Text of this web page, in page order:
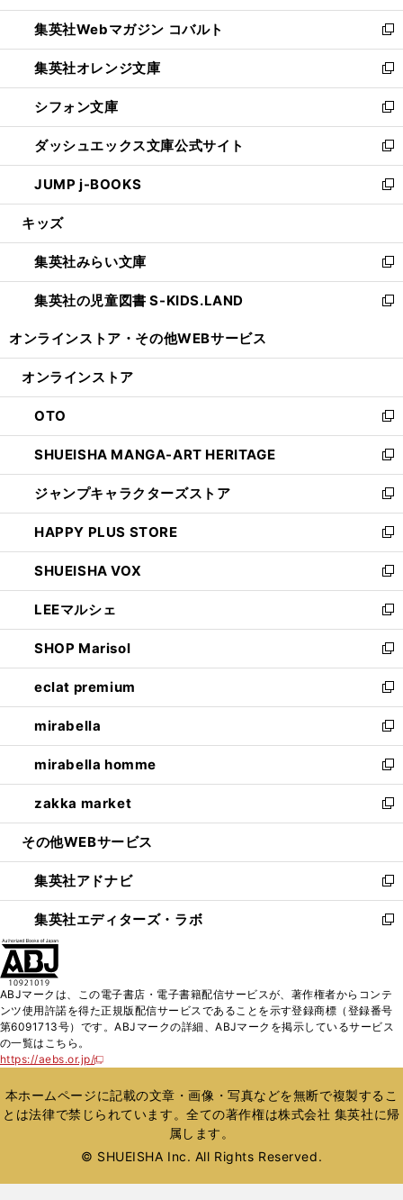
開
く
ウ
で
開
く
ン
ド
ウ
で
開
く
ウ
ィ
ン
ド
ウ
で
開
く
集英社Webマガジン コバルト
新
し
い
ウ
ィ
ン
ド
ウ
で
開
集英社オレンジ文庫
新
し
い
ウ
ィ
ン
ド
ウ
開
く
シフォン文庫
新
し
い
ウ
ィ
ン
ウ
で
開
く
ダッシュエックス文庫公式サイト
新
し
い
ウ
ン
ド
ウ
で
JUMP j-BOOKS
新
し
ウ
ィ
ン
ド
開
キッズ
集英社みらい文庫
新
し
い
ン
ウ
で
開
く
集英社の児童図書 S-KIDS.LAND
新
ウ
ン
ド
ウ
で
開
く
オンラインストア・ その他WEBサービス
オンラインストア
OTO
新
し
い
ウ
ィ
ン
ド
ウ
で
開
く
SHUEISHA MANGA-ART HERITAGE
新
し
い
ウ
ィ
ン
ド
ウ
で
開
く
ジャンプキャラクターズストア
新
し
い
ウ
ィ
ン
ド
ウ
で
開
く
HAPPY PLUS STORE
新
し
い
ウ
ィ
ン
ド
ウ
で
開
く
SHUEISHA VOX
新
し
い
ウ
ィ
ン
ド
ウ
で
開
く
LEEマルシェ
新
し
い
ウ
ィ
ン
ド
ウ
で
開
く
SHOP Marisol
新
し
い
ウ
ィ
ン
ド
ウ
で
開
eclat premium
新
し
い
ウ
ィ
ン
ド
ウ
開
く
mirabella
新
し
い
ウ
ィ
ン
ウ
で
開
く
mirabella homme
新
し
い
ウ
ン
ド
ウ
で
zakka market
新
し
ウ
ィ
ン
ド
く
その他WEBサービス
集英社アドナビ
新
し
い
ド
ウ
で
集英社エディターズ・ラボ
新
ィ
ン
ド
開
く
ABJマークは、この電子書店・電子書籍配信サービスが、著作権者からコンテ
ンツ使用許諾を得た正規版配信サービスであることを示す登録商標（登録番号
第6091713号）です。ABJマークの詳細、ABJマークを掲示しているサービス
の一覧はこちら。
https://aebs.or.jp/
新
い
ウ
ィ
ウ
本ホームページに記載の文章・画像・写真などを無断で複製するこ
とは法律で禁じられています。全ての著作権は株式会社 集英社に帰
属します。
© SHUEISHA Inc. All Rights Reserved.